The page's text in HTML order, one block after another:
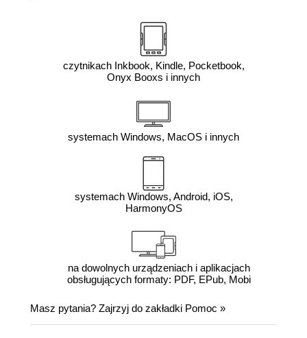
czytnikach Inkbook, Kindle, Pocketbook,
Onyx Booxs i innych
systemach Windows, MacOS i innych
systemach Windows, Android, iOS,
HarmonyOS
na dowolnych urządzeniach i aplikacjach
obsługujących formaty: PDF, EPub, Mobi
Masz pytania? Zajrzyj do zakładki Pomoc »